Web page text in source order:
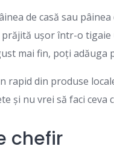
de casă sau
ușor într-o tigaie
mai fin, poți adăuga
din produse
și nu vrei să faci ceva
chefir